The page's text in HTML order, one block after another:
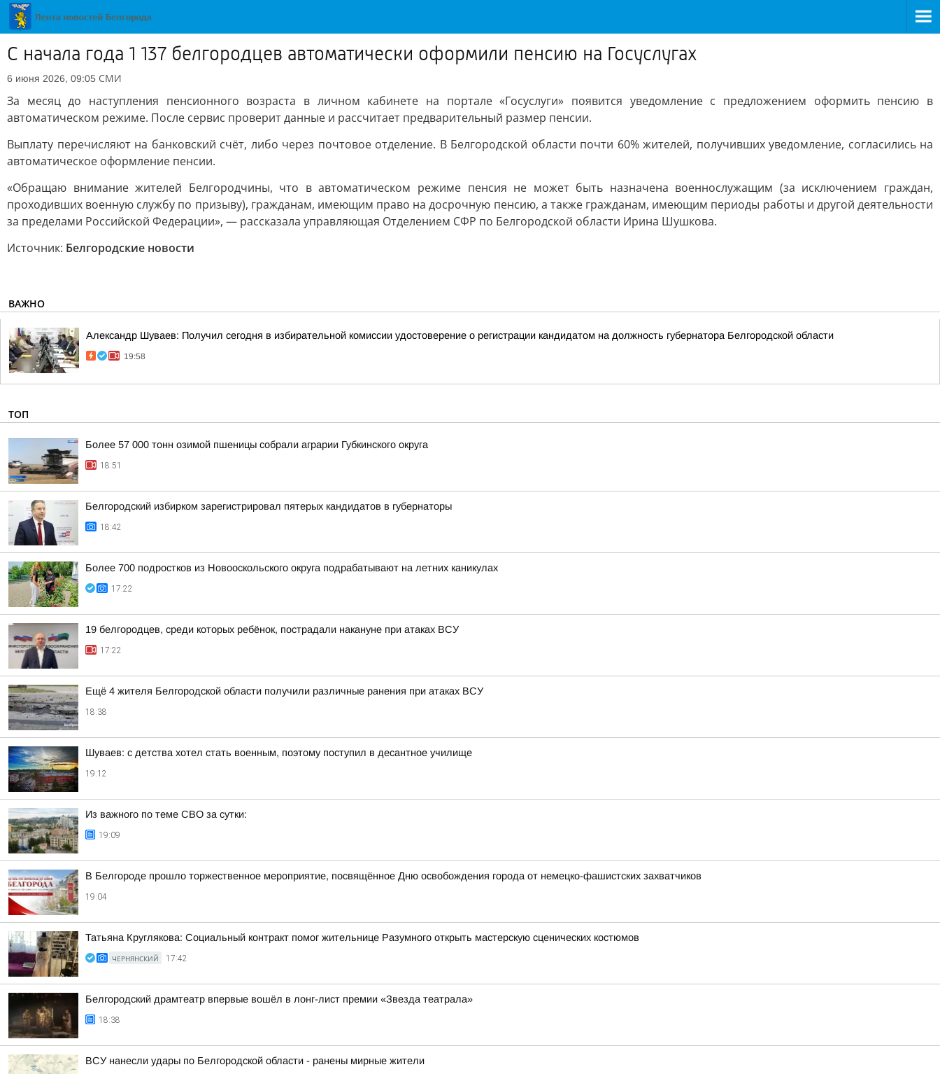
С начала года 1 137 белгородцев автоматически оформили пенсию на Госуслугах
6 июня 2026, 09:05 СМИ
За месяц до наступления пенсионного возраста в личном кабинете на портале «Госуслуги» появится уведомление с предложением оформить пенсию в
автоматическом режиме. После сервис проверит данные и рассчитает предварительный размер пенсии.
Выплату перечисляют на банковский счёт, либо через почтовое отделение. В Белгородской области почти 60% жителей, получивших уведомление, согласились на
автоматическое оформление пенсии.
«Обращаю внимание жителей Белгородчины, что в автоматическом режиме пенсия не может быть назначена военнослужащим (за исключением граждан,
проходивших военную службу по призыву), гражданам, имеющим право на досрочную пенсию, а также гражданам, имеющим периоды работы и другой деятельности
за пределами Российской Федерации», — рассказала управляющая Отделением СФР по Белгородской области Ирина Шушкова.
Источник: Белгородские новости
ВАЖНО
Александр Шуваев: Получил сегодня в избирательной комиссии удостоверение о регистрации кандидатом на должность губернатора Белгородской области
19:58
ТОП
Более 57 000 тонн озимой пшеницы собрали аграрии Губкинского округа
18:51
Белгородский избирком зарегистрировал пятерых кандидатов в губернаторы
18:42
Более 700 подростков из Новооскольского округа подрабатывают на летних каникулах
17:22
19 белгородцев, среди которых ребёнок, пострадали накануне при атаках ВСУ
17:22
Ещё 4 жителя Белгородской области получили различные ранения при атаках ВСУ
18:38
Шуваев: с детства хотел стать военным, поэтому поступил в десантное училище
19:12
Из важного по теме СВО за сутки:
19:09
В Белгороде прошло торжественное мероприятие, посвящённое Дню освобождения города от немецко-фашистских захватчиков
19:04
Татьяна Круглякова: Социальный контракт помог жительнице Разумного открыть мастерскую сценических костюмов
ЧЕРНЯНСКИЙ 17:42
Белгородский драмтеатр впервые вошёл в лонг-лист премии «Звезда театрала»
18:38
ВСУ нанесли удары по Белгородской области - ранены мирные жители